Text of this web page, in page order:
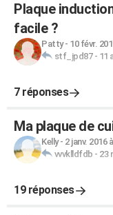
Plaque
facile ?
Patty- 10 févr.
stf_jpd87- 11
7 réponses
Ma plaque de
Kelly- 2 janv. 2016
vvvklldfdb - 23
19 réponses